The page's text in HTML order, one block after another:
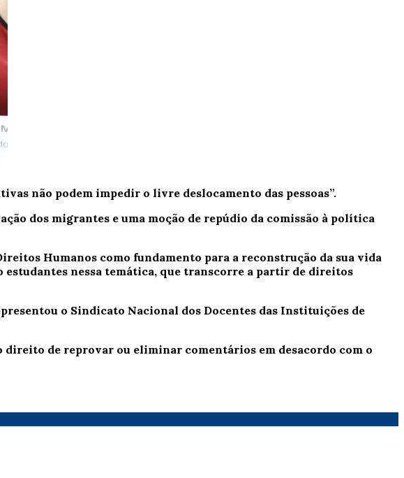
não podem impedir o livre deslocamento das pessoas”.
dos migrantes e uma moção de repúdio da comissão à política
Humanos como fundamento para a reconstrução da sua vida
estudantes nessa temática, que transcorre a partir de direitos
o Sindicato Nacional dos Docentes das Instituições de
direito de reprovar ou eliminar comentários em desacordo com o